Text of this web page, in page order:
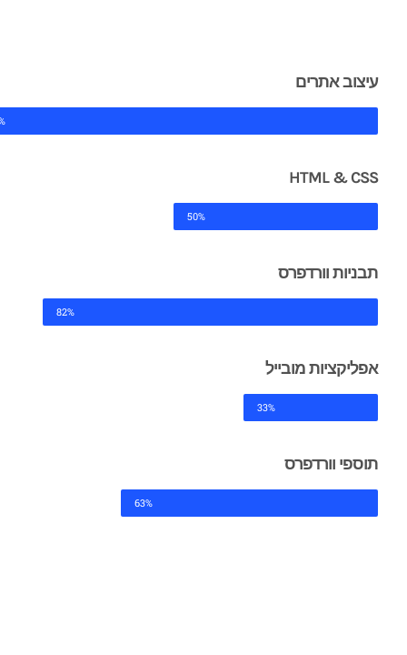
עיצוב אתרים
HTML & CSS
50%
תבניות וורדפרס
82%
אפליקציות מובייל
33%
תוספי וורדפרס
63%